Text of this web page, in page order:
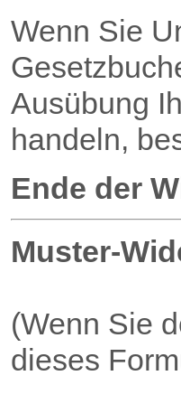
Wenn Sie
Ausübung
handeln,
Ende der
Muster-
(Wenn Sie
dieses